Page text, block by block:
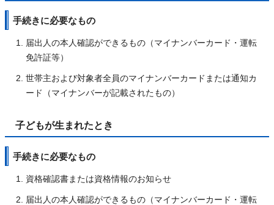
手続きに必要なもの
届出人の本人確認ができるもの（マイナンバーカード・運転
免許証等）
世帯主および対象者全員のマイナンバーカードまたは通知カ
ード（マイナンバーが記載されたもの）
子どもが生まれたとき
手続きに必要なもの
資格確認書または資格情報のお知らせ
届出人の本人確認ができるもの（マイナンバーカード・運転